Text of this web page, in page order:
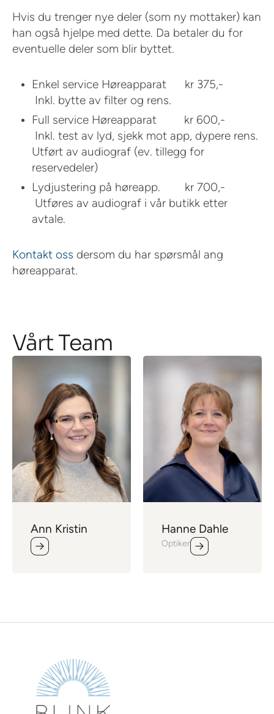
Hvis du trenger nye deler (som ny mottaker) kan
han også hjelpe med dette. Da betaler du for
eventuelle deler som blir byttet.
Enkel service Høreapparat kr 375,-
Inkl. bytte av filter og rens.
Full service Høreapparat kr 600,-
Inkl. test av lyd, sjekk mot app, dypere rens.
Utført av audiograf (ev. tillegg for
reservedeler)
Lydjustering på høreapp. kr 700,-
Utføres av audiograf i vår butikk etter
avtale.
Kontakt oss dersom du har spørsmål ang
høreapparat.
Vårt Team
Ann Kristin Hanne Dahle
Optiker